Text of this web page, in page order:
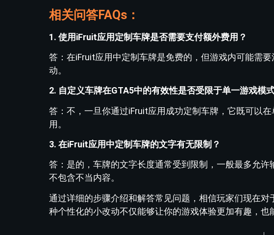
相关问答FAQs：
1. 使用iFruit应用定制车牌是否需要支付额外费用？
答：在iFruit应用中定制车牌是免费的，但游戏内可能需
动。
2. 自定义车牌在GTA5中的有效性是否受限于单一游戏模
答：不，一旦你通过iFruit应用成功定制车牌，它既可以
用。
3. 在iFruit应用中定制车牌的文字有无限制？
答：是的，车牌的文字长度通常受到限制，一般最多允
不包含不当内容。
通过详细的步骤介绍和解答常见问题，相信玩家们现在
种个性化的小改动不仅能够让你的游戏体验更加有趣，也